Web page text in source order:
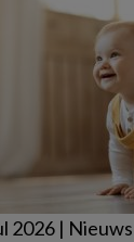
2026 | Nieuws